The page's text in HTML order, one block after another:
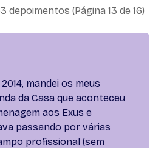
depoimentos (Página 13 de 16)
mandei os meus
da Casa que aconteceu
aos Exus e
passando por várias
profissional (sem